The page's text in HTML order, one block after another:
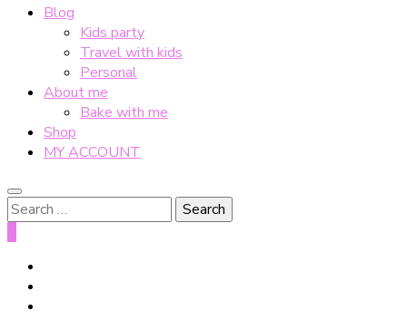
Blog
Kids party
Travel with kids
Personal
About me
Bake with me
Shop
MY ACCOUNT
Search
for: